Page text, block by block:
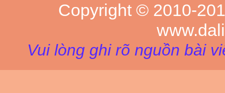
Copyright © 2010-
Vui lòng ghi rõ nguồn bài